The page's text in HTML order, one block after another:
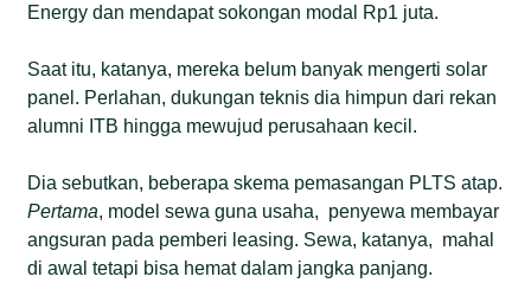
Energy dan mendapat sokongan modal Rp1 juta.
Saat itu, katanya, mereka belum banyak mengerti solar
panel. Perlahan, dukungan teknis dia himpun dari rekan
alumni ITB hingga mewujud perusahaan kecil.
Dia sebutkan, beberapa skema pemasangan PLTS atap.
Pertama, model sewa guna usaha, penyewa membayar
angsuran pada pemberi leasing. Sewa, katanya, mahal
di awal tetapi bisa hemat dalam jangka panjang.